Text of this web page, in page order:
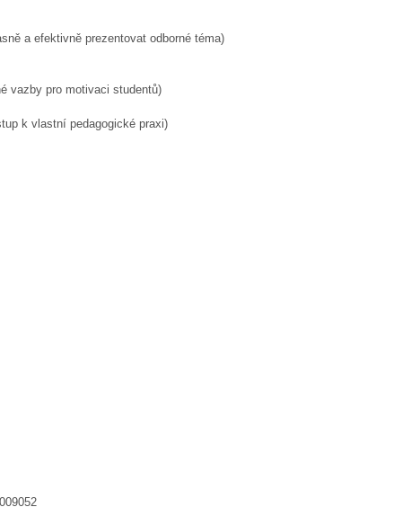
a efektivně prezentovat odborné téma)
vazby pro motivaci studentů)
k vlastní pedagogické praxi)